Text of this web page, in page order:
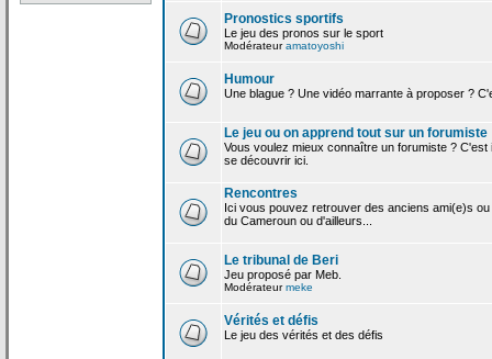
Pronostics sportifs
Le jeu des pronos sur le sport
Modérateuramatoyoshi
Humour
Une blague ? Une vidéo marrante à proposer ?
Le jeu ou on apprend tout sur un forumiste
Vous voulez mieux connaître un forumiste ? C'est
se découvrir ici.
Rencontres
Ici vous pouvez retrouver des anciens ami(e)s
du Cameroun ou d'ailleurs...
Le tribunal de Beri
Jeu proposé par Meb.
Modérateurmeke
Vérités et défis
Le jeu des vérités et des défis